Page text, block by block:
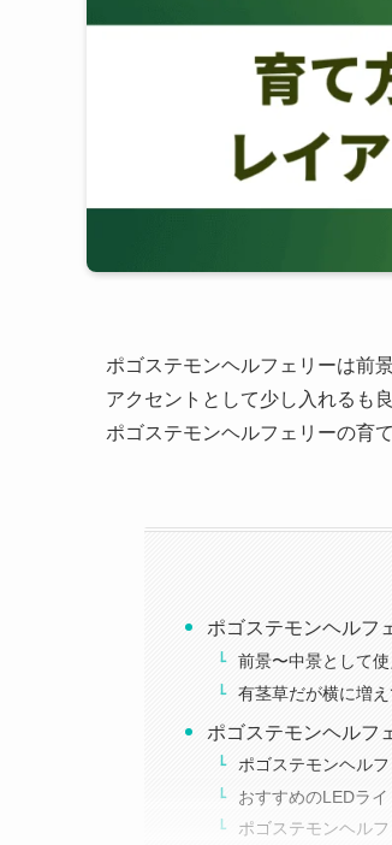
ポゴステモンヘルフェリーは前
アクセントとして少し入れるも
ポゴステモンヘルフェリーの育
ポゴステモンヘルフ
前景〜中景として使
有茎草だが横に増え
ポゴステモンヘルフ
ポゴステモンヘル
おすすめのLEDライ
ポゴステモンヘル